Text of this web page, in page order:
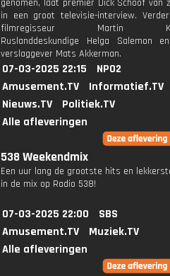
genomen, laat premier Dick Schoof van
in een groot televisie-interview.
filmregisseur Martin
Ruslanddeskundige Helga Salemon
verslaggever Mats Akkerman.
07-03-2025 22:15
NPO2
Amusement.TV
Informatief.TV
Nieuws.TV
Politiek.TV
Alle afleveringen
538 Weekendmix
Een uur lang de grootste hits en
in de mix op Radio 538!
07-03-2025 22:00
SBS
Amusement.TV
Muziek.TV
Alle afleveringen